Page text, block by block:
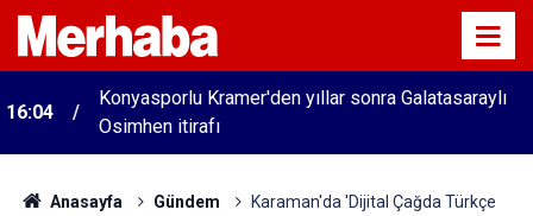
16:04
Konyasporlu Kramer'den yıllar sonra Galatasaraylı
15:29 Merkez Bankası rezervleri açıklandı
Anasayfa Gündem
Karaman'da 'Dijital Çağda Türkçe